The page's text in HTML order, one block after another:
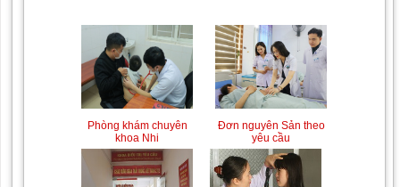
sinh
theo Yêu cầu
Phòng khám chuyên
khoa Nhi
Chiếu tia Plasma lạnh hỗ
trợ điều trị vết thương
Đơn nguyên Sản theo
yêu cầu
Khám bệnh nhân sau
phẫu thuật